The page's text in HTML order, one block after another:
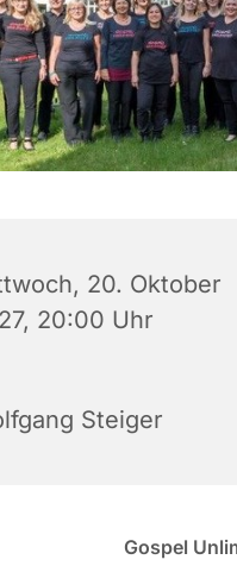
20. Oktober
20:00 Uhr
Steiger
Gospel